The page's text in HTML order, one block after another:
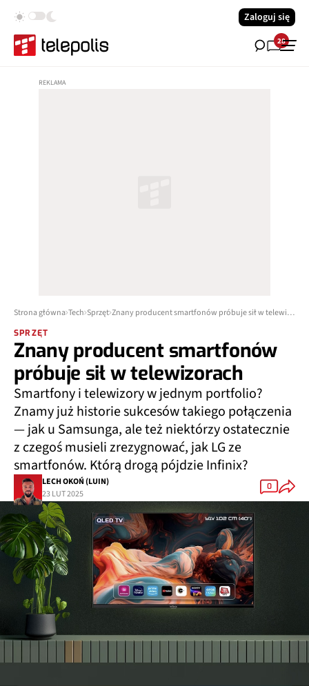
Zaloguj się
28
Strona główna Tech Sprzęt Znany producent smartfonów próbuje sił w telewizorach
SPRZĘT
Znany producent smartfonów
próbuje sił w telewizorach
Smartfony i telewizory w jednym portfolio?
Znamy już historie sukcesów takiego połączenia
— jak u Samsunga, ale też niektórzy ostatecznie
z czegoś musieli zrezygnować, jak LG ze
smartfonów. Którą drogą pójdzie Infinix?
LECH OKOŃ (LUIN)
23 LUT 2025
0